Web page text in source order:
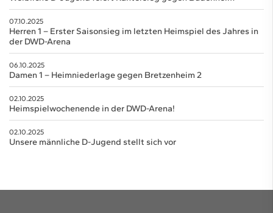
07.10.2025
Herren 1 – Erster Saisonsieg im letzten Heimspiel des Jahres in
der DWD-Arena
06.10.2025
Damen 1 – Heimniederlage gegen Bretzenheim 2
02.10.2025
Heimspielwochenende in der DWD-Arena!
02.10.2025
Unsere männliche D-Jugend stellt sich vor